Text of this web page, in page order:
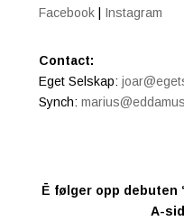
Facebook
Instagram
Contact:
Eget Selskap:
Synch:
Ē følger opp debuten
A-